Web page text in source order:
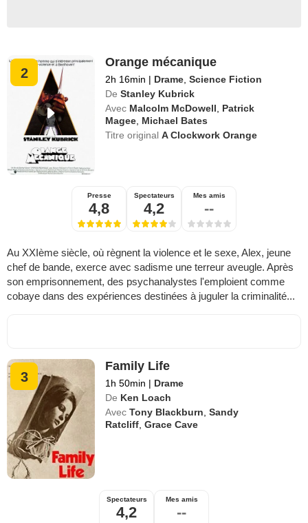
2
Orange mécanique
2h 16min | Drame ,Science Fiction
De Stanley Kubrick
Avec Malcolm McDowell
Patrick
Magee Michael Bates
Titre originalA Clockwork Orange
Presse
4,8
Spectateurs
4,2
Mes amis
--
Au XXIème siècle, où règnent la violence et le sexe, Alex, jeune
chef de bande, exerce avec sadisme une terreur aveugle. Après
son emprisonnement, des psychanalystes l'emploient comme
cobaye dans des expériences destinées à juguler la criminalité...
3
Family Life
1h 50min | Drame
De Ken Loach
Avec Tony Blackburn ,Sandy
Ratcliff ,Grace Cave
Spectateurs
4,2
Mes amis
--